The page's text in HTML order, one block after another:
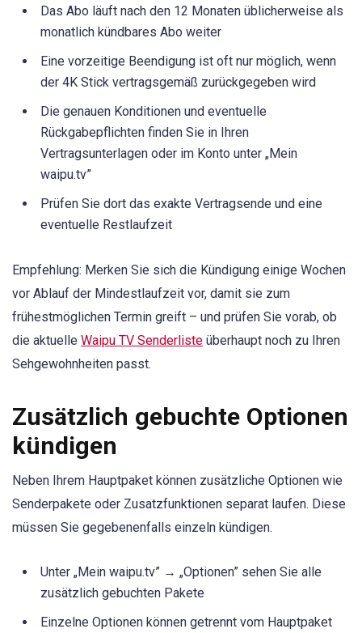
Das Abo läuft nach den 12 Monaten üblicherweise als
monatlich kündbares Abo weiter
Eine vorzeitige Beendigung ist oft nur möglich, wenn
der 4K Stick vertragsgemäß zurückgegeben wird
Die genauen Konditionen und eventuelle
Rückgabepflichten finden Sie in Ihren
Vertragsunterlagen oder im Konto unter „Mein
waipu.tv”
Prüfen Sie dort das exakte Vertragsende und eine
eventuelle Restlaufzeit
Empfehlung: Merken Sie sich die Kündigung einige Wochen
vor Ablauf der Mindestlaufzeit vor, damit sie zum
frühestmöglichen Termin greift – und prüfen Sie vorab, ob
die aktuelle Waipu TV Senderliste überhaupt noch zu Ihren
Sehgewohnheiten passt.
Zusätzlich gebuchte Optionen
kündigen
Neben Ihrem Hauptpaket können zusätzliche Optionen wie
Senderpakete oder Zusatzfunktionen separat laufen. Diese
müssen Sie gegebenenfalls einzeln kündigen.
Unter „Mein waipu.tv” → „Optionen” sehen Sie alle
zusätzlich gebuchten Pakete
Einzelne Optionen können getrennt vom Hauptpaket